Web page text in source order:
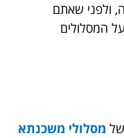
ולפני שאתם
המסלולים
מסלולי משכנתא